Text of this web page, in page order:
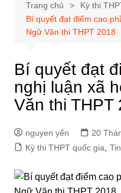
Trang chủ
Kỳ thi
Bí quyết đạt điểm cao
Ngữ Văn thi THPT 2018
Bí quyết đạt
nghị luận xã
Văn thi THPT
nguyen yến
20
Kỳ thi THPT quốc gia